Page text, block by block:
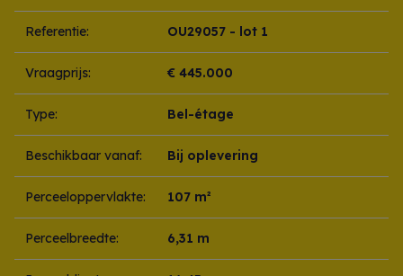
Referentie: OU29057 - lot 1
Vraagprijs: € 445.000
Type: Bel-étage
Beschikbaar vanaf: Bij oplevering
Perceeloppervlakte: 107 m²
Perceelbreedte: 6,31 m